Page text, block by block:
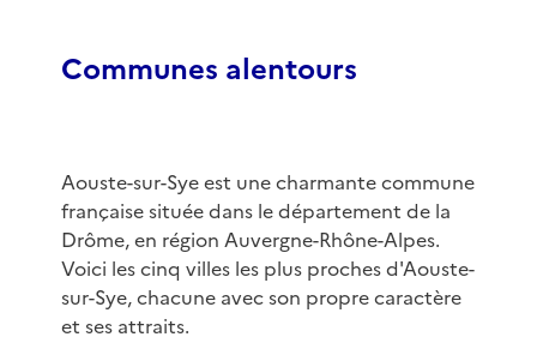
Communes alentours
Aouste-sur-Sye est une charmante commune
française située dans le département de la
Drôme, en région Auvergne-Rhône-Alpes.
Voici les cinq villes les plus proches d'Aouste-
sur-Sye, chacune avec son propre caractère
et ses attraits.